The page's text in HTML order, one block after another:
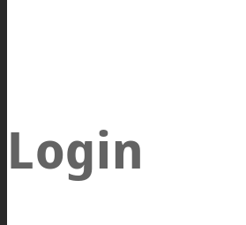
Login